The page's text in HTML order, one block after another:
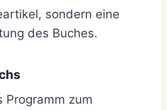
sondern eine
des Buches.
Programm zum